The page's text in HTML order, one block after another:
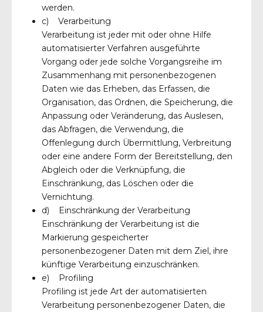
werden.
c) Verarbeitung
Verarbeitung ist jeder mit oder ohne Hilfe
automatisierter Verfahren ausgeführte
Vorgang oder jede solche Vorgangsreihe im
Zusammenhang mit personenbezogenen
Daten wie das Erheben, das Erfassen, die
Organisation, das Ordnen, die Speicherung, die
Anpassung oder Veränderung, das Auslesen,
das Abfragen, die Verwendung, die
Offenlegung durch Übermittlung, Verbreitung
oder eine andere Form der Bereitstellung, den
Abgleich oder die Verknüpfung, die
Einschränkung, das Löschen oder die
Vernichtung.
d) Einschränkung der Verarbeitung
Einschränkung der Verarbeitung ist die
Markierung gespeicherter
personenbezogener Daten mit dem Ziel, ihre
künftige Verarbeitung einzuschränken.
e) Profiling
Profiling ist jede Art der automatisierten
Verarbeitung personenbezogener Daten, die